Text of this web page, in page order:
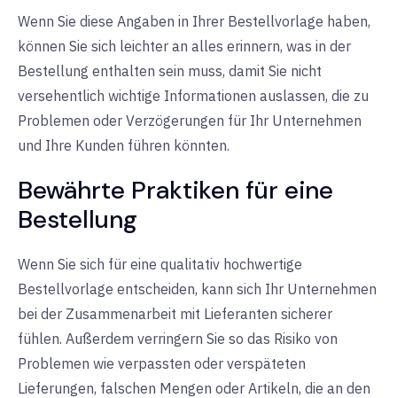
Wenn Sie diese Angaben in Ihrer Bestellvorlage haben,
können Sie sich leichter an alles erinnern, was in der
Bestellung enthalten sein muss, damit Sie nicht
versehentlich wichtige Informationen auslassen, die zu
Problemen oder Verzögerungen für Ihr Unternehmen
und Ihre Kunden führen könnten.
Bewährte Praktiken für eine
Bestellung
Wenn Sie sich für eine qualitativ hochwertige
Bestellvorlage entscheiden, kann sich Ihr Unternehmen
bei der Zusammenarbeit mit Lieferanten sicherer
fühlen. Außerdem verringern Sie so das Risiko von
Problemen wie verpassten oder verspäteten
Lieferungen, falschen Mengen oder Artikeln, die an den